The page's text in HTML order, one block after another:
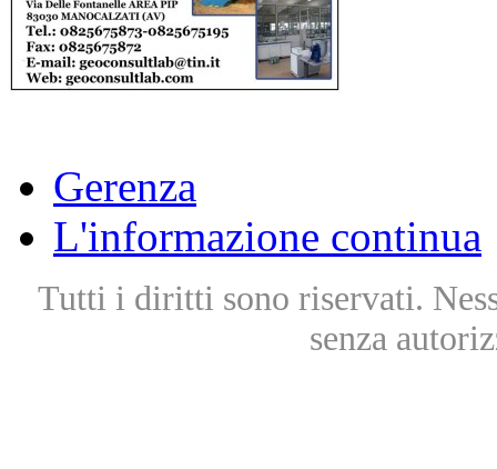
Gerenza
L'informazione continua
Tutti i diritti sono riservati.
senza